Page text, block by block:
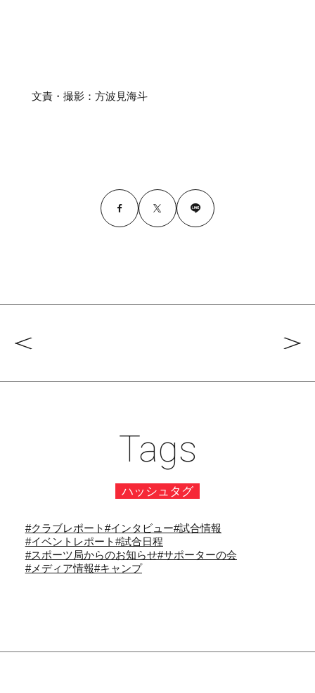
文責・撮影：方波見海斗
Tags
ハッシュタグ
#クラブレポート#インタビュー#試合情報
#イベントレポート#試合日程
#スポーツ局からのお知らせ#サポーターの会
#メディア情報#キャンプ